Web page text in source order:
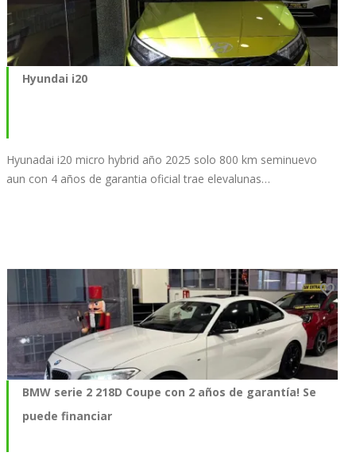
Hyundai i20
Hyunadai i20 micro hybrid año 2025 solo 800 km seminuevo
aun con 4 años de garantia oficial trae elevalunas…
BMW serie 2 218D Coupe con 2 años de garantía! Se
puede financiar